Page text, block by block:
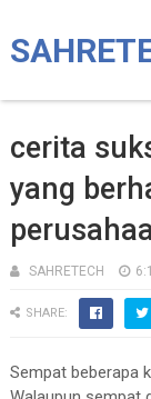
cerita
yang
SAHRETECH
SHARE:
Sempat beberapa